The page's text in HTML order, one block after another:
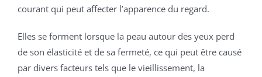
courant qui peut affecter l’apparence du regard.
Elles se forment lorsque la peau autour des yeux perd
de son élasticité et de sa fermeté, ce qui peut être causé
par divers facteurs tels que le vieillissement, la